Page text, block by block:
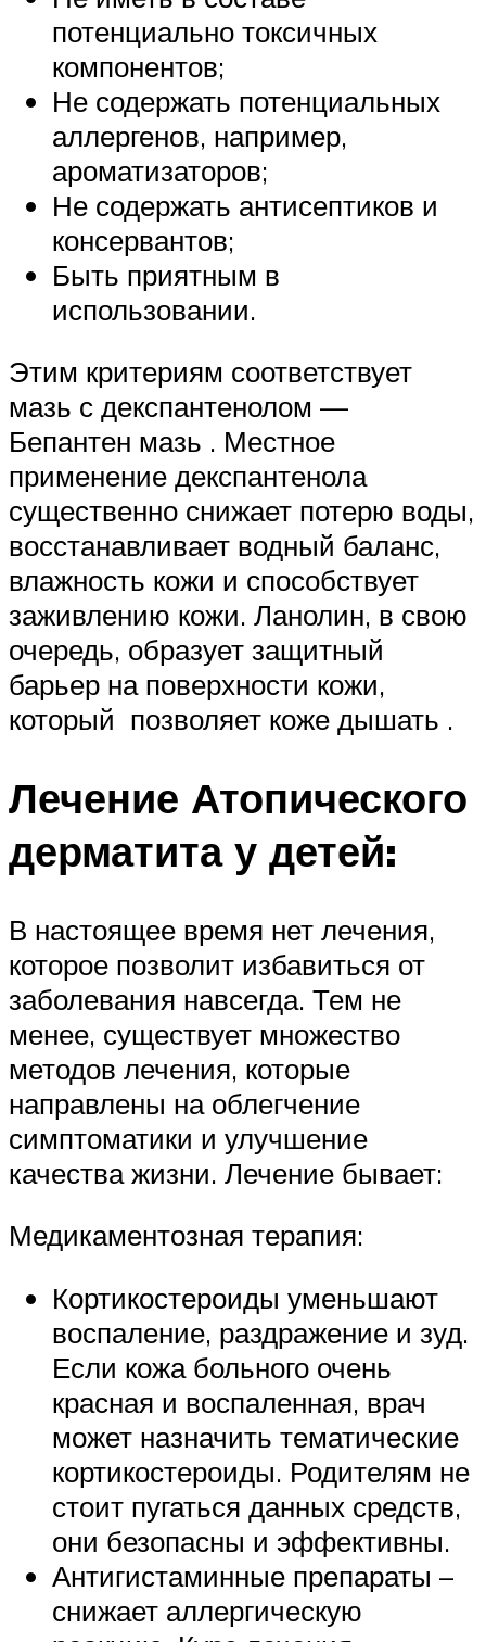
потенциально токсичных
компонентов;
Не содержать потенциальных
аллергенов, например,
ароматизаторов;
Не содержать антисептиков и
консервантов;
Быть приятным в
использовании.
Этим критериям соответствует
мазь с декспантенолом —
Бепантен мазь . Местное
применение декспантенола
существенно снижает потерю воды,
восстанавливает водный баланс,
влажность кожи и способствует
заживлению кожи. Ланолин, в свою
очередь, образует защитный
барьер на поверхности кожи,
который позволяет коже дышать .
Лечение Атопического
дерматита у детей:
В настоящее время нет лечения,
которое позволит избавиться от
заболевания навсегда. Тем не
менее, существует множество
методов лечения, которые
направлены на облегчение
симптоматики и улучшение
качества жизни. Лечение бывает:
Медикаментозная терапия:
Кортикостероиды уменьшают
воспаление, раздражение и зуд.
Если кожа больного очень
красная и воспаленная, врач
может назначить тематические
кортикостероиды. Родителям не
стоит пугаться данных средств,
они безопасны и эффективны.
Антигистаминные препараты –
снижает аллергическую